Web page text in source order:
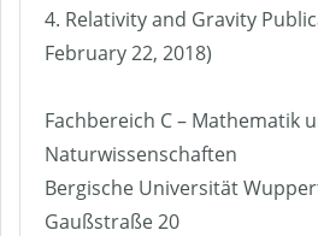
4. Relativity and Gravity
February 22, 2018)
Fachbereich C – Mathematik
Naturwissenschaften
Bergische Universität
Gaußstraße 20